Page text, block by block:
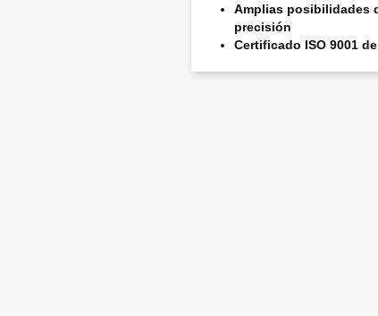
Amplias posibilidades
precisión
Certificado ISO 9001